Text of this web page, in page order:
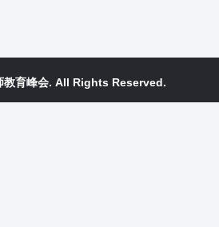
教育峰会. All Rights Reserved.